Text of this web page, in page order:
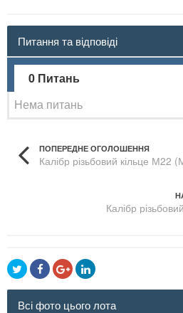
Питання та відповіді
0 Питань
Нема питань
ПОПЕРЕДНЕ ОГОЛОШЕННЯ
Калібр різьбовий кільце
Калібр
Всі фото цього лота